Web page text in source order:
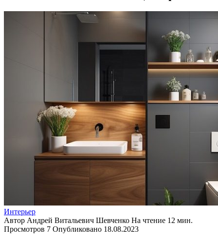
Интерьер
Автор Андрей Витальевич Шевченко На чтение 12 мин.
Просмотров 7 Опубликовано 18.08.2023